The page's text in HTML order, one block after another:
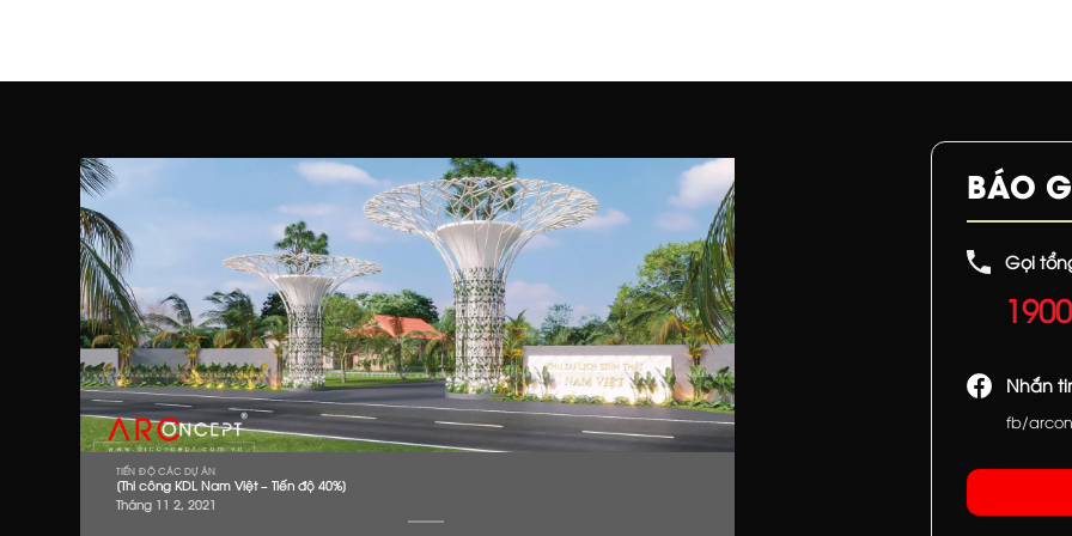
TIẾN ĐỘ CÁC DỰ ÁN
[Thi công KDL Nam Việt – Tiến độ 40%]
Tháng 11 2, 2021
[Dự án Khu du lịch sinh thái Nam Việt Đồng
BÁO
Gọi
Nhắn
fb/